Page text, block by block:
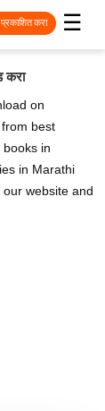
☰
करा
करा
on
best
in
in Marathi
website and